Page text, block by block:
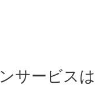
ービス